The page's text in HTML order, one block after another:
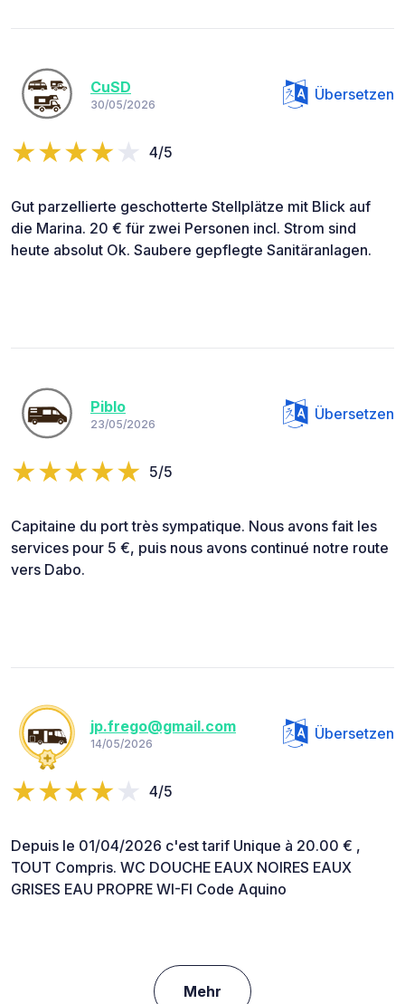
CuSD
30/05/2026
Übersetzen
4/5
Gut parzellierte geschotterte Stellplätze mit Blick auf
die Marina. 20 € für zwei Personen incl. Strom sind
heute absolut Ok. Saubere gepflegte Sanitäranlagen.
Piblo
23/05/2026
Übersetzen
5/5
Capitaine du port très sympatique. Nous avons fait les
services pour 5 €, puis nous avons continué notre route
vers Dabo.
jp.frego@gmail.com
14/05/2026
Übersetzen
4/5
Depuis le 01/04/2026 c'est tarif Unique à 20.00 € ,
TOUT Compris. WC DOUCHE EAUX NOIRES EAUX
GRISES EAU PROPRE WI-FI Code Aquino
Mehr